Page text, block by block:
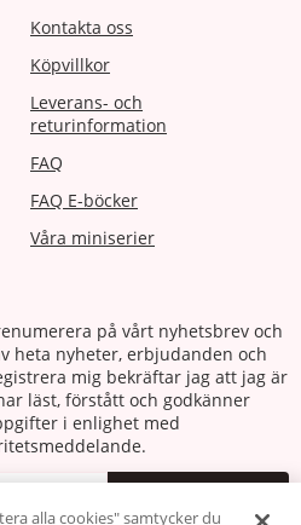
Kontakta oss
Köpvillkor
Leverans- och
returinformation
FAQ
FAQ E-böcker
Våra miniserier
på vårt nyhetsbrev och
heta nyheter, erbjudanden och
mig bekräftar jag att jag är
läst, förstått och godkänner
i enlighet med
alla cookies" samtycker du